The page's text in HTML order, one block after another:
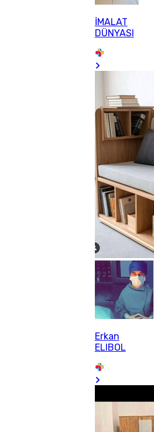
İMALAT
DÜNYASI
Erkan
ELIBOL